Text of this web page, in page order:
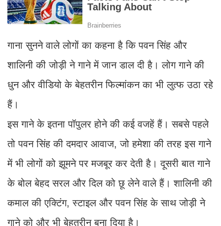
गाना सुनने वाले लोगों का कहना है कि पवन सिंह और
शालिनी की जोड़ी ने गाने में जान डाल दी है। लोग गाने की
धुन और वीडियो के बेहतरीन फिल्मांकन का भी लुत्फ उठा रहे
हैं।
इस गाने के इतना पॉपुलर होने की कई वजहें हैं। सबसे पहले
तो पवन सिंह की दमदार आवाज, जो हमेशा की तरह इस गाने
में भी लोगों को झूमने पर मजबूर कर देती है। दूसरी बात गाने
के बोल बेहद सरल और दिल को छू लेने वाले हैं। शालिनी की
कमाल की एक्टिंग, स्टाइल और पवन सिंह के साथ जोड़ी ने
गाने को और भी बेहतरीन बना दिया है।